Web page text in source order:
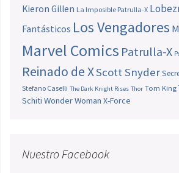
Kieron Gillen La Imposible Patrulla-X
Fantásticos Los Vengadores
Marvel Comics Patrulla-X
Reinado de XScott Snyder
Stefano Caselli The Dark Knight Rises Thor Tom King
Schiti Wonder Woman X-Force
Nuestro Facebook